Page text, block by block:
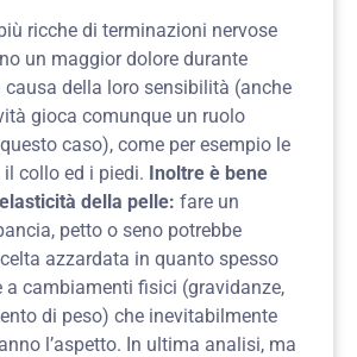
ricche di terminazioni nervose
un maggior dolore durante
causa della loro sensibilità (anche
gioca comunque un ruolo
caso), come per esempio le
collo ed i piedi. Inoltre è bene
della pelle: fare un
petto o seno potrebbe
azzardata in quanto spesso
a cambiamenti fisici (gravidanze,
di peso) che inevitabilmente
l’aspetto. In ultima analisi, ma